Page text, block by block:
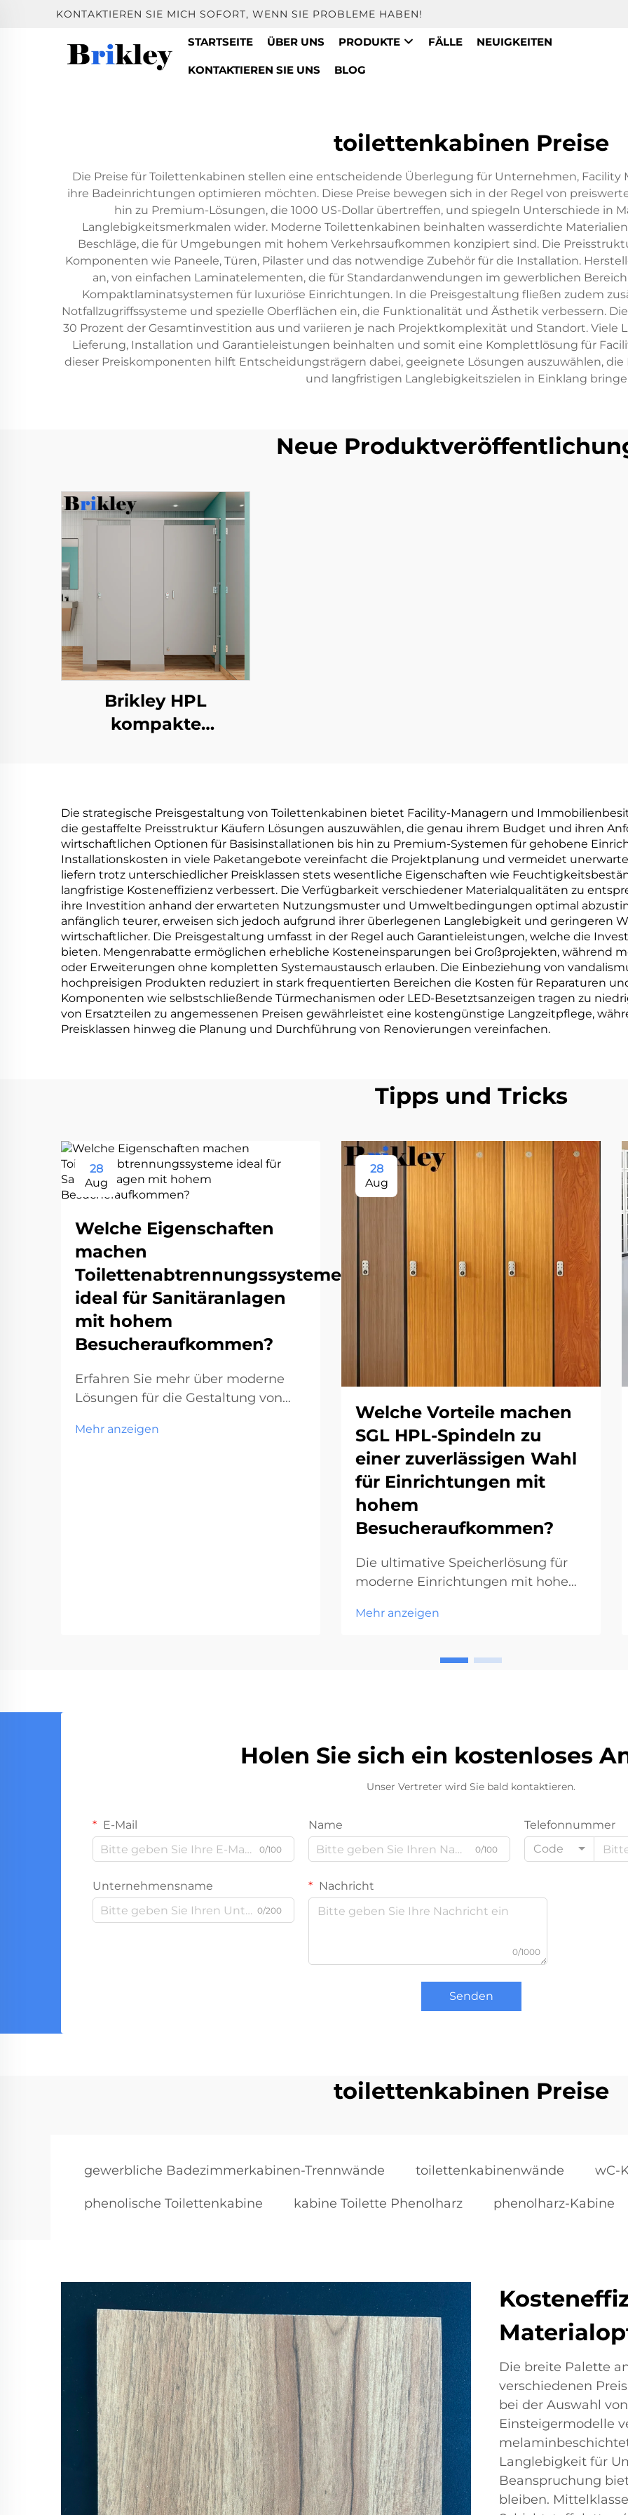
KONTAKTIEREN SIE MICH SOFORT, WENN SIE PROBLEME HABEN!
STARTSEITE ÜBER UNS PRODUKTE FÄLLE NEUIGKEITEN
KONTAKTIEREN SIE UNS BLOG
toilettenkabinen Preise
Die Preise für Toilettenkabinen stellen eine entscheidende Überlegung für Unternehmen,
ihre Badeinrichtungen optimieren möchten. Diese Preise bewegen sich in der Regel von
hin zu Premium-Lösungen, die 1000 US-Dollar übertreffen, und spiegeln Unterschiede in
Langlebigkeitsmerkmalen wider. Moderne Toilettenkabinen beinhalten wasserdichte
Beschläge, die für Umgebungen mit hohem Verkehrsaufkommen konzipiert sind. Die
Komponenten wie Paneele, Türen, Pilaster und das notwendige Zubehör für die Installation.
an, von einfachen Laminatelementen, die für Standardanwendungen im gewerblichen
Kompaktlaminatsystemen für luxuriöse Einrichtungen. In die Preisgestaltung fließen zudem
Notfallzugriffssysteme und spezielle Oberflächen ein, die Funktionalität und Ästhetik verbessern.
30 Prozent der Gesamtinvestition aus und variieren je nach Projektkomplexität und Standort. Viele
Lieferung, Installation und Garantieleistungen beinhalten und somit eine Komplettlösung für
dieser Preiskomponenten hilft Entscheidungsträgern dabei, geeignete Lösungen auszuwählen,
und langfristigen Langlebigkeitszielen in Einklang
Neue
Brikley HPL
kompakte
Laminatmaterial für
Möbel- und
Hoteldesign
Anwendungen
günstiger Preis
Die strategische Preisgestaltung von Toilettenkabinen bietet Facility-Managern und
die gestaffelte Preisstruktur Käufern Lösungen auszuwählen, die genau ihrem Budget und ihren
wirtschaftlichen Optionen für Basisinstallationen bis hin zu Premium-Systemen für gehobene
Installationskosten in viele Paketangebote vereinfacht die Projektplanung und vermeidet
liefern trotz unterschiedlicher Preisklassen stets wesentliche Eigenschaften wie
langfristige Kosteneffizienz verbessert. Die Verfügbarkeit verschiedener Materialqualitäten zu
ihre Investition anhand der erwarteten Nutzungsmuster und Umweltbedingungen optimal
anfänglich teurer, erweisen sich jedoch aufgrund ihrer überlegenen Langlebigkeit und geringeren
wirtschaftlicher. Die Preisgestaltung umfasst in der Regel auch Garantieleistungen, welche die
bieten. Mengenrabatte ermöglichen erhebliche Kosteneinsparungen bei Großprojekten, während
oder Erweiterungen ohne kompletten Systemaustausch erlauben. Die Einbeziehung von
hochpreisigen Produkten reduziert in stark frequentierten Bereichen die Kosten für Reparaturen
Komponenten wie selbstschließende Türmechanismen oder LED-Besetztsanzeigen tragen zu
von Ersatzteilen zu angemessenen Preisen gewährleistet eine kostengünstige Langzeitpflege,
Preisklassen hinweg die Planung und Durchführung von Renovierungen vereinfachen.
Tipps und Tricks
28
Aug
Welche Eigenschaften
machen
Toilettenabtrennungssysteme
ideal für Sanitäranlagen
mit hohem
Besucheraufkommen?
Erfahren Sie mehr über moderne
Lösungen für die Gestaltung von
Hochfrequenzbereichen. Die
Mehr anzeigen
28
Aug
Welche Vorteile machen
SGL HPL-Spindeln zu
einer zuverlässigen Wahl
für Einrichtungen mit
hohem
Besucheraufkommen?
Die ultimative Speicherlösung für
moderne Einrichtungen mit hohem
heutigen schnellen Umgebung
hohem Verkehrsaufkommen
Mehr anzeigen
Holen Sie sich ein kostenloses
Unser Vertreter wird Sie bald kontaktieren.
E-Mail
0/100
Name
0/100
Telefonnummer
Code
Unternehmensname
0/200
Nachricht
0/1000
Senden
toilettenkabinen Preise
gewerbliche Badezimmerkabinen-Trennwände toilettenkabinenwände wC-
phenolische Toilettenkabine kabine Toilette Phenolharz phenolharz-Kabine
Die breite Palette
verschiedenen
bei der Auswahl
Einsteigermodelle
Langlebigkeit für
Beanspruchung
bleiben.